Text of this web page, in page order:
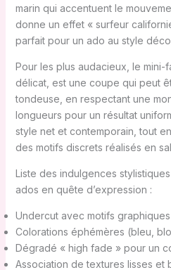
marin qui accentuent le
donne un effet « surfeur
parfait pour un ado au style
Pour les plus audacieux, le mini-
délicat, est une coupe qui peut
tondeuse, en respectant une
longueurs pour un résultat
style net et contemporain, tout
des motifs discrets réalisés en
Liste des indulgences
ados en quête d’expression :
Undercut avec motifs graphiques
Colorations éphémères (bleu,
Dégradé « high fade » pour un
Association de textures lisses et